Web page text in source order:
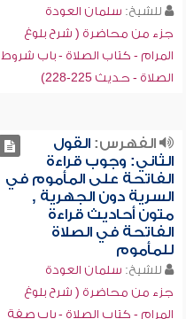
للشيخ: سلمان العودة
جزء من محاضرة ( شرح بلوغ
المرام - كتاب الصلاة - باب شروط
الصلاة - حديث 225-228)
الفهرس:القول
الثاني: وجوب قراءة
الفاتحة على المأموم في
السرية دون الجهرية ,
متون أحاديث قراءة
الفاتحة في الصلاة
للمأموم
للشيخ: سلمان العودة
جزء من محاضرة ( شرح بلوغ
المرام - كتاب الصلاة - باب صفة